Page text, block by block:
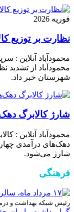
فوریه 2026
نظارت بر توزیع
محمودآباد آنلاین
محمودآباد از تشدید
شهرستان خبر داد.
شارژ کالابرگ
محمودآباد آنلاین :
شارژ می‌شود.
فرهنگی
رئیس شبکه بهداشت و